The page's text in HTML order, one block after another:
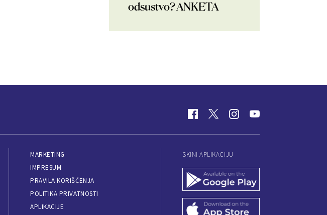
odsustvo? ANKETA
MARKETING
IMPRESUM
PRAVILA KORIŠĆENJA
POLITIKA PRIVATNOSTI
APLIKACIJE
SKINI APLIKACIJU